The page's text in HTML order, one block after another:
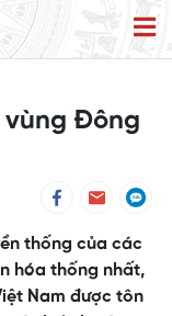
vùng Đông
thống của các
hóa thống nhất,
Nam được tôn